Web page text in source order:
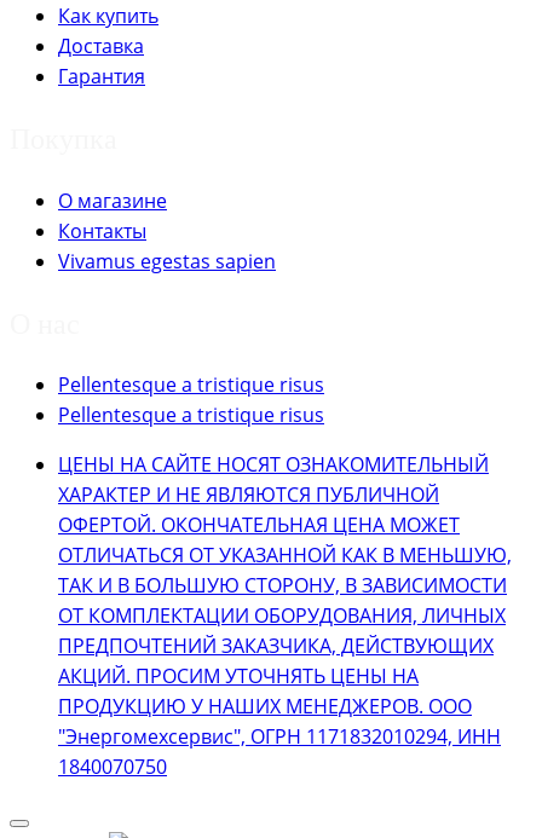
Как купить
Доставка
Гарантия
О магазине
Контакты
Vivamus egestas sapien
Pellentesque a tristique risus
Pellentesque a tristique risus
ЦЕНЫ НА САЙТЕ НОСЯТ ОЗНАКОМИТЕЛЬНЫЙ
ХАРАКТЕР И НЕ ЯВЛЯЮТСЯ ПУБЛИЧНОЙ
ОФЕРТОЙ. ОКОНЧАТЕЛЬНАЯ ЦЕНА МОЖЕТ
ОТЛИЧАТЬСЯ ОТ УКАЗАННОЙ КАК В МЕНЬШУЮ,
ТАК И В БОЛЬШУЮ СТОРОНУ, В ЗАВИСИМОСТИ
ОТ КОМПЛЕКТАЦИИ ОБОРУДОВАНИЯ, ЛИЧНЫХ
ПРЕДПОЧТЕНИЙ ЗАКАЗЧИКА, ДЕЙСТВУЮЩИХ
АКЦИЙ. ПРОСИМ УТОЧНЯТЬ ЦЕНЫ НА
ПРОДУКЦИЮ У НАШИХ МЕНЕДЖЕРОВ. ООО
"Энергомехсервис", ОГРН 1171832010294, ИНН
1840070750